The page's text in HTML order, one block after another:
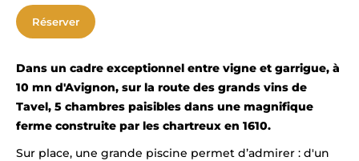
Dans un cadre exceptionnel entre vigne et garrigue, à
10 mn d'Avignon, sur la route des grands vins de
Tavel, 5 chambres paisibles dans une magnifique
ferme construite par les chartreux en 1610.
Sur place, une grande piscine permet d’admirer : d'un
Réserver